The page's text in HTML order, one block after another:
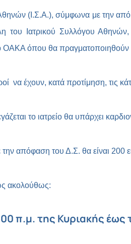
(Ι.Σ.Α.), σύμφωνα με την
του Ιατρικού Συλλόγου
όπου θα πραγματοποιηθούν
να έχουν, κατά προτίμηση, τις
το ιατρείο θα υπάρχει
απόφαση του Δ.Σ. θα είναι 200
ακολούθως:
π.μ. της Κυριακής έως